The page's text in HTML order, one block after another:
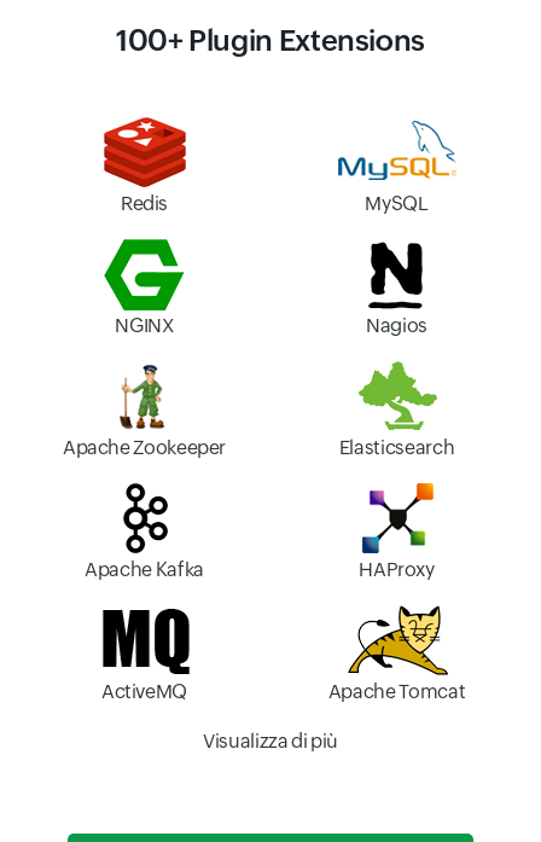
100+ Plugin Extensions
Redis MySQL
NGINX Nagios
Apache Zookeeper Elasticsearch
Apache Kafka HAProxy
ActiveMQ Apache Tomcat
Visualizza di più